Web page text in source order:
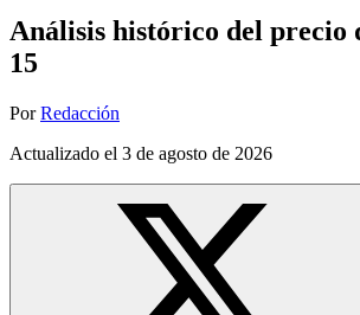
Análisis histórico del precio
15
Por Redacción
Actualizado el 3 de agosto de 2026